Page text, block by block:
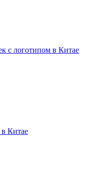
с логотипом в Китае
в Китае